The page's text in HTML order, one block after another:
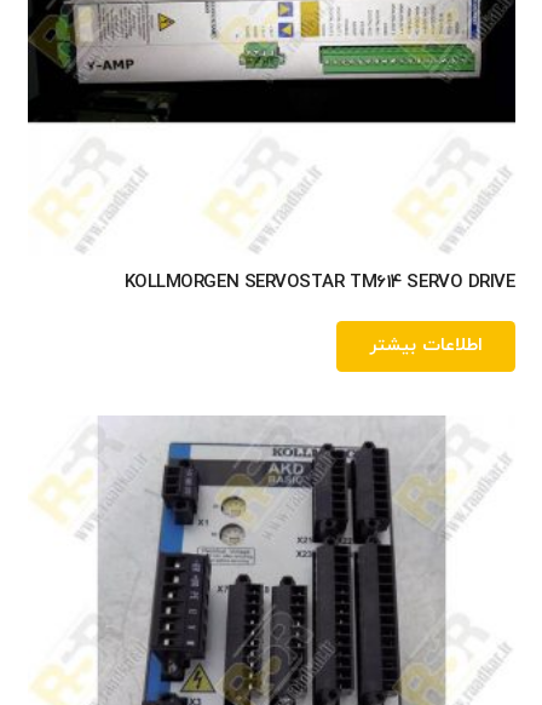
KOLLMORGEN SERVOSTAR TM614 SERVO DRIVE
اطلاعات بیشتر